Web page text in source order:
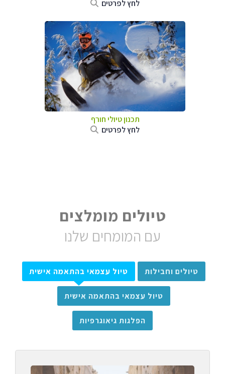
לחץ לפרטים
תכנון טיולי חורף
לחץ לפרטים
טיולים מומלצים
עם המומחים שלנו
טיולים וחבילות טיול עצמאי בהתאמה אישית
טיול עצמאי בהתאמה אישית
הפלגות גיאוגרפיות